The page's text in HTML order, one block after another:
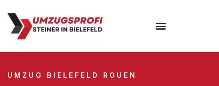
UMZUG BIELEFELD ROUEN